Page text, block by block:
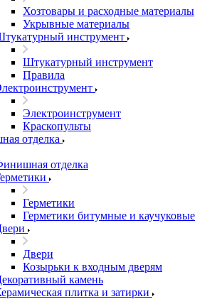
Хозтовары и расходные материалы
Укрывные материалы
инструмент
Штукатурный инструмент
Правила
Электроинструмент
Краскопульты
отделка
отделка
Герметики
Герметики битумные и каучуковые
Двери
Козырьки к входным дверям
камень
плитка и затирки